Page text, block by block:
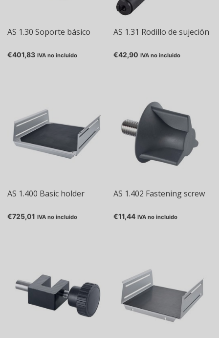
AS 1.30 Soporte básico
€401,83 IVA no incluido
AS 1.31 Rodillo de sujeción
€42,90 IVA no incluido
AS 1.400 Basic holder
€725,01 IVA no incluido
AS 1.402 Fastening screw
€11,44 IVA no incluido